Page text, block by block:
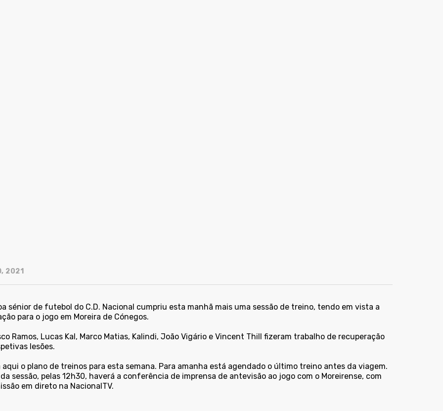
2021
sénior de futebol do C.D. Nacional cumpriu esta manhã mais uma sessão de treino, tendo em vista a
para o jogo em Moreira de Cónegos.
Ramos, Lucas Kal, Marco Matias, Kalindi, João Vigário e Vincent Thill fizeram trabalho de recuperação
lesões.
aqui o plano de treinos para esta semana. Para amanha está agendado o último treino antes da viagem.
sessão, pelas 12h30, haverá a conferência de imprensa de antevisão ao jogo com o Moreirense, com
em direto na NacionalTV.